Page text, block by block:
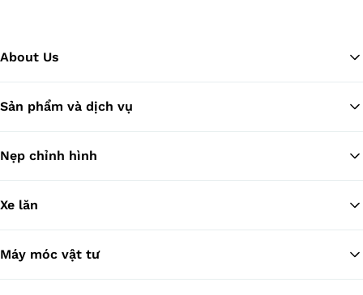
About Us
Sản phẩm và dịch vụ
Nẹp chỉnh hình
Xe lăn
Máy móc vật tư